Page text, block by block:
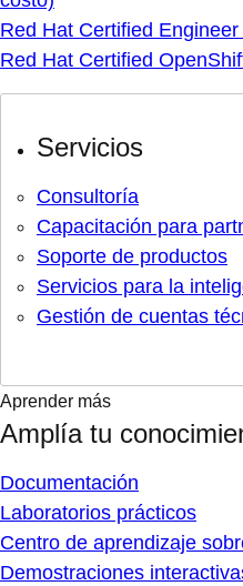
Red Hat Certified Engineer
Red Hat Certified
Servicios
Consultoría
Capacitación para
Soporte de productos
Servicios para la
Gestión de cuentas
Aprender más
Amplía tu
Documentación
Laboratorios prácticos
Centro de aprendizaje
Demostraciones